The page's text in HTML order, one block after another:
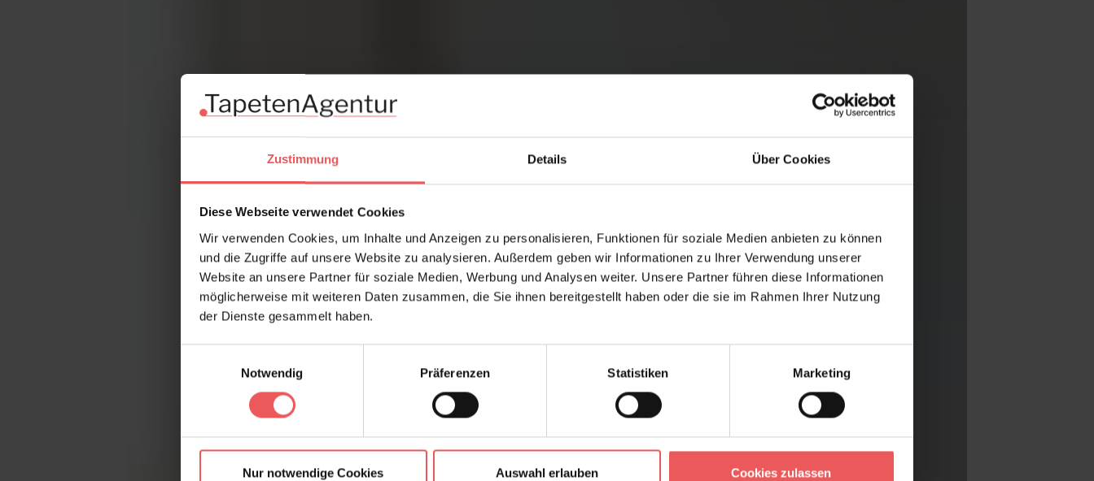
Zustimmung Details Über Cookies
Diese Webseite verwendet Cookies
Wir verwenden Cookies, um Inhalte und Anzeigen zu personalisieren, Funktionen für soziale Medien anbieten zu können
und die Zugriffe auf unsere Website zu analysieren. Außerdem geben wir Informationen zu Ihrer Verwendung unserer
Website an unsere Partner für soziale Medien, Werbung und Analysen weiter. Unsere Partner führen diese Informationen
möglicherweise mit weiteren Daten zusammen, die Sie ihnen bereitgestellt haben oder die sie im Rahmen Ihrer Nutzung
der Dienste gesammelt haben.
Notwendig
Präferenzen Statistiken Marketing
Nur notwendige Cookies Auswahl erlauben Cookies zulassen